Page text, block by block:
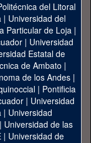
del Litoral
| Universidad del
Particular de Loja|
| Universidad
Estatal de
de Ambato |
de los Andes|
| Pontificia
| Universidad
| Universidad
| Universidad de las
| Universidad de